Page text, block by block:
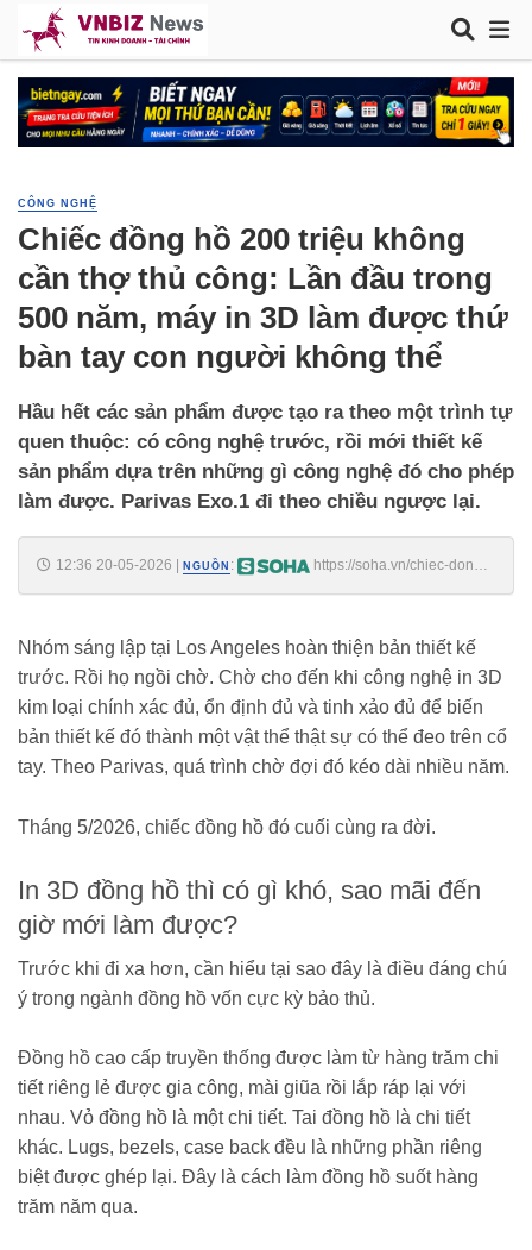
CÔNG NGHỆ
Chiếc đồng hồ 200 triệu không
cần thợ thủ công: Lần đầu trong
500 năm, máy in 3D làm được thứ
bàn tay con người không thể
Hầu hết các sản phẩm được tạo ra theo một trình tự
quen thuộc: có công nghệ trước, rồi mới thiết kế
sản phẩm dựa trên những gì công nghệ đó cho phép
làm được. Parivas Exo.1 đi theo chiều ngược lại.
12:36 20-05-2026 NGUỒN :
https://soha.vn/chiec-dong-
Nhóm sáng lập tại Los Angeles hoàn thiện bản thiết kế
trước. Rồi họ ngồi chờ. Chờ cho đến khi công nghệ in 3D
kim loại chính xác đủ, ổn định đủ và tinh xảo đủ để biến
bản thiết kế đó thành một vật thể thật sự có thể đeo trên cổ
tay. Theo Parivas, quá trình chờ đợi đó kéo dài nhiều năm.
Tháng 5/2026, chiếc đồng hồ đó cuối cùng ra đời.
In 3D đồng hồ thì có gì khó, sao mãi đến
giờ mới làm được?
Trước khi đi xa hơn, cần hiểu tại sao đây là điều đáng chú
ý trong ngành đồng hồ vốn cực kỳ bảo thủ.
Đồng hồ cao cấp truyền thống được làm từ hàng trăm chi
tiết riêng lẻ được gia công, mài giũa rồi lắp ráp lại với
nhau. Vỏ đồng hồ là một chi tiết. Tai đồng hồ là chi tiết
khác. Lugs, bezels, case back đều là những phần riêng
biệt được ghép lại. Đây là cách làm đồng hồ suốt hàng
trăm năm qua.